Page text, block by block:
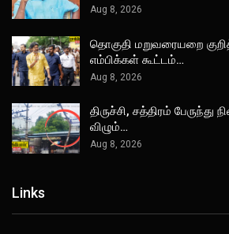
Aug 8, 2026
தொகுதி மறுவரையறை
எம்பிக்கள் கூட்டம்…
Aug 8, 2026
திருச்சி, சத்திரம்
விழும்…
Aug 8, 2026
Links